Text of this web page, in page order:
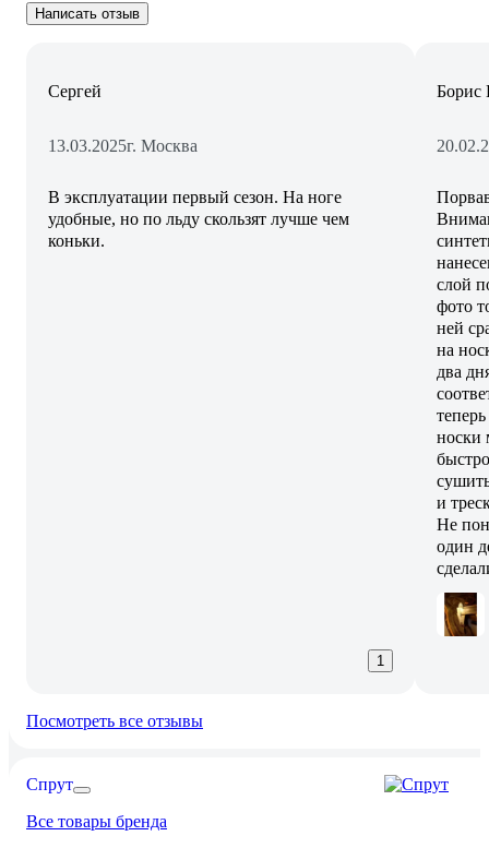
Написать отзыв
Сергей
13.03.2025г. Москва
В эксплуатации первый сезон. На ноге
удобные, но по льду скользят лучше чем
коньки.
1
Борис
слой
фото
ней
на
два
носки
и
Не
один
Посмотреть все отзывы
Спрут
Все товары бренда